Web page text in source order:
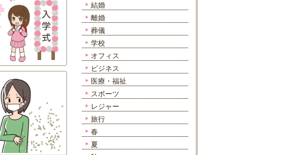
結婚
離婚
葬儀
学校
オフィス
ビジネス
医療・福祉
スポーツ
レジャー
旅行
春
夏